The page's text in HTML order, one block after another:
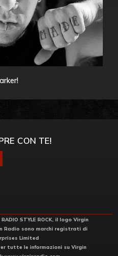
CON TE!
RADIO STYLE ROCK, il logo Virgin
Radio sono marchi registrati di
Limited
tutte le informazioni su Virgin